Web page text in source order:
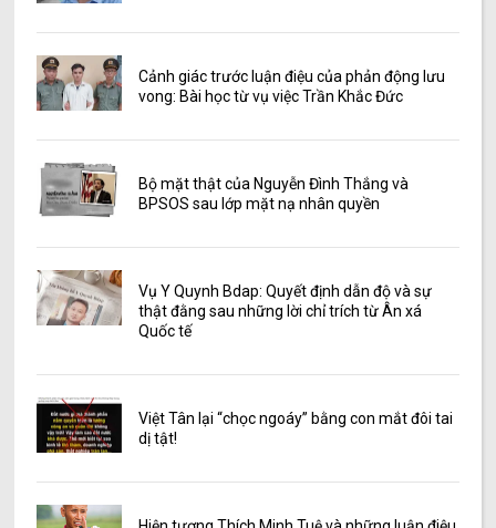
Cảnh giác trước luận điệu của phản động lưu
vong: Bài học từ vụ việc Trần Khắc Đức
Bộ mặt thật của Nguyễn Đình Thắng và
BPSOS sau lớp mặt nạ nhân quyền
Vụ Y Quynh Bdap: Quyết định dẫn độ và sự
thật đằng sau những lời chỉ trích từ Ân xá
Quốc tế
Việt Tân lại “chọc ngoáy” bằng con mắt đôi tai
dị tật!